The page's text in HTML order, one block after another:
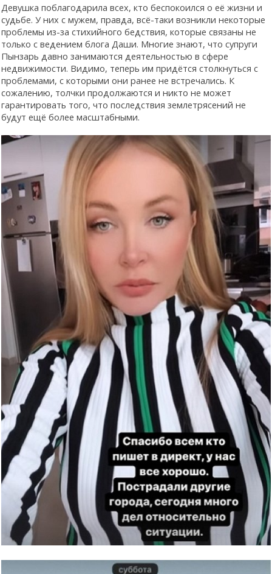
Девушка поблагодарила всех, кто беспокоился о её жизни и
судьбе. У них с мужем, правда, всё-таки возникли некоторые
проблемы из-за стихийного бедствия, которые связаны не
только с ведением блога Даши. Многие знают, что супруги
Пынзарь давно занимаются деятельностью в сфере
недвижимости. Видимо, теперь им придётся столкнуться с
проблемами, с которыми они ранее не встречались. К
сожалению, толчки продолжаются и никто не может
гарантировать того, что последствия землетрясений не
будут ещё более масштабными.